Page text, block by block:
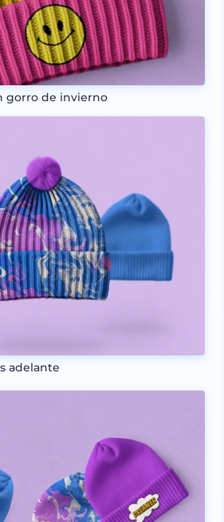
gorro de invierno
adelante